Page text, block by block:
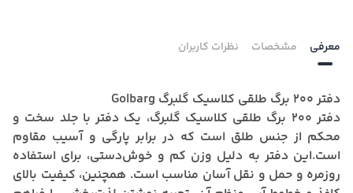
معرفی مشخصات نظرات کاربران
دفتر 200 برگ طلقی کلاسیک گلبرگ Golbarg
دفتر 200 برگ طلقی کلاسیک گلبرگ،
یک دفتر با جلد سخت و
محکم از جنس طلق است که در برابر پارگی و آسیب مقاوم
است.این دفتر به دلیل وزن کم و خوش‌دستی، برای استفاده
روزمره و حمل و نقل آسان مناسب است. همچنین، کیفیت بالای